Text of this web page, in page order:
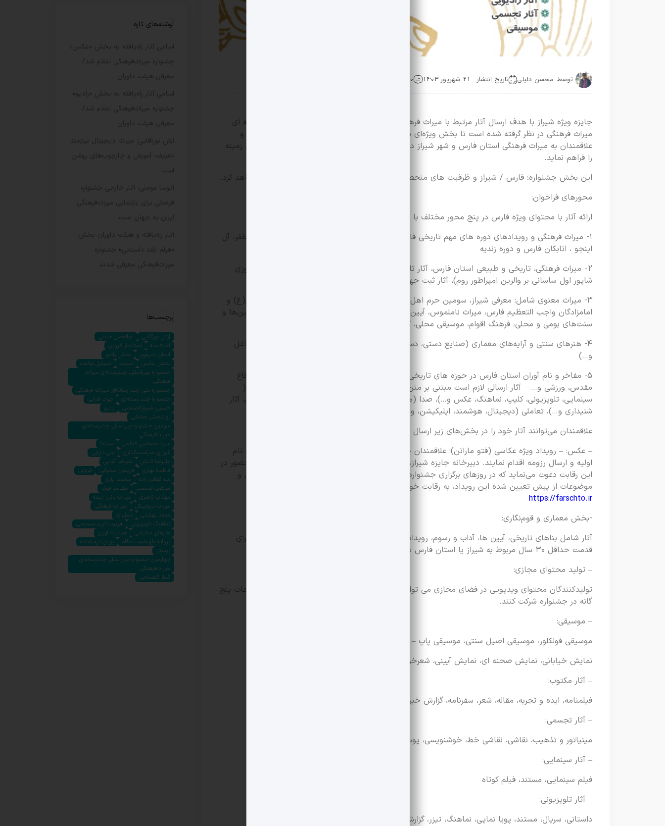
توسط :محسن دلیلی تاریخ انتشار : 21 شهریور 1403 0 دیدگاه
جایزه ویژه شیراز با هدف ارسال آثار مرتبط با میراث فرهنگی استان فارس ذیل سومین جشنواره چند رسانه ای
میراث فرهنگی در نظر گرفته شده است تا بخش ویژه‌ای برای حضور ارزشمند هنرمندان، پژوهشگران، فعالان و
علاقمندان به میراث فرهنگی استان فارس و شهر شیراز در سراسر کشور و معرفی آثار فاخر تولید شده در این زمینه
را فراهم نماید.
این بخش جشنواره؛ فارس / شیراز و ظرفیت های منحصر به فرد تاریخی، فرهنگی و هنری آن را معرفی خواهد کرد.
محورهای فراخوان:
ارائه آثار با محتوای ویژه فارس در پنج محور مختلف با موضوع های زیر برگزار و داوری خواهد شد:
۱- میراث فرهنگی و رویدادهای دوره های مهم تاریخی فارس شامل: هخامنشیان، ساسانیان، آل بویه، آل مظفر، آل
اینجو ، اتابکان فارس و دوره زندیه
2- میراث فرهنگی، تاریخی و طبیعی استان فارس، آثار تاریخی، نقش برجسته های باستانی (روایت‌گری پیروزی
شاپور اول ساسانی بر والرین امپراطور روم)، آثار ثبت جهانی فارس و بافت تاریخی شیراز
3- میراث معنوی شامل: معرفی شیراز، سومین حرم اهل بیت(ع)، آستان حضرت احمد ابن موسی شاهچراغ(ع) و
امامزادگان واجب التعظیم فارس، میراث ناملموس، آیین‌ها و مراسم مذهبی محرم و صفر، مراسم تعزیه، آیین‌ها و
سنت‌های بومی و محلی، فرهنگ اقوام، موسیقی محلی، کوچ عشایر
4- هنرهای سنتی و آرایه‌های معماری ‌(صنایع دستی، دست آفریده های تاریخی، معماری و تزیینات بنا، مشاغل
و…)
5- مفاخر و نام آوران استان فارس در حوزه های تاریخی، فرهنگی، مذهبی، ادبی، هنری، علمی، اجتماعی، دفاع
مقدس، ورزشی و… – آثار ارسالی لازم است مبتنی بر متن (فیلمنامه، نمایشنامه، سفرنامه، شعر و…)، تصویر(
سینمایی، تلویزیونی، کلیپ، نماهنگ، عکس و…)، صدا (موسیقی، سرود، افکت، پادکست، برنامه‌های رادیویی، آثار
شنیداری و…)، تعاملی (دیجیتال، هوشمند، اپلیکیشن، وبسایت و…) باشد.
علاقمندان می‌توانند آثار خود را در بخش‌های زیر ارسال نمایند:
– عکس: – رویداد ویژه عکاسی (فتو ماراتن): علاقمندان جهت شرکت در این بخش، لازم است نسبت به ثبت نام
اولیه و ارسال رزومه اقدام نمایند. دبیرخانه جایزه شیراز، از میان متقاضیان عکاسان برگزیده را به منظور حضور در
این رقابت دعوت می‌نماید که در روزهای برگزاری جشنواره در مسیر گردشگری تعیین شده و مطابق با قوانین و
موضوعات از پیش تعیین شده این رویداد، به رقابت خواهند پرداخت. اطلاعات بیشتر در تارنمای:
https://farschto.ir
-بخش معماری و قوم‌نگاری:
آثار شامل بناهای تاریخی، آیین ها، آداب و رسوم، رویدادهای فارس و شیراز – بخش آرشیوی: عکس‌های دارای
قدمت حداقل ۳۰ سال مربوط به شیراز یا استان فارس با محورهای پنج گانه فراخوان
– تولید محتوای مجازی:
تولیدکنندگان محتوای ویدیویی در فضای مجازی می توانند با ارسال نشانی صفحه خود با محوریت موضوعات پنج
گانه در جشنواره شرکت کنند.
– موسیقی:
موسیقی فولکلور، موسیقی اصیل سنتی، موسیقی پاپ – نمایشنامه:
نمایش خیابانی، نمایش صحنه ای، نمایش آیینی، شعرخوانی (حافظ خوانی، سعدی خوانی و…)
– آثار مکتوب:
فیلمنامه، ایده و تجربه، مقاله، شعر، سفرنامه، گزارش خبری، تیتر خبری، مصاحبه خبری، یادداشت
– آثار تجسمی:
مینیاتور و تذهیب، نقاشی، نقاشی خط، خوشنویسی، پوستر، کاتالوگ، گرافیک، دیوارنگاری و…
– آثار سینمایی:
فیلم سینمایی، مستند، فیلم کوتاه
– آثار تلویزیونی:
داستانی، سریال، مستند، پویا نمایی، نماهنگ، تیزر، گزارش خبری
نوشته‌های تازه
اسامی آثار راه‌یافته به بخش «عکس»
جشنواره میراث‌فرهنگی اعلام شد/
معرفی هیئت داوران
اسامی آثار راه‌یافته به بخش «رادیو»
جشنواره میراث‌فرهنگی اعلام شد/
معرفی هیئت داوران
آرش نورآقایی: میراث دیجیتال نیازمند
تعریف، آموزش و چارچوب‌های روشن
است
آتوسا مومنی: آثار خارجی جشنواره
فرصتی برای بازنمایی میراث‌فرهنگی
ایران به جهان است
آثار راه‌یافته و هیئت داوران بخش
«فیلم بلند داستانی» جشنواره
میراث‌فرهنگی معرفی شدند
برچسب‌ها
آرش نورآقایی
ابوالفضل جلیلی
اختتامیه
استاندار قزوین
ایمان رحیم‌پور
بخش رادیو
بخش عکس
تمدید
جبرئیل نوکنده
جشنواره بین‌المللی چندرسانه‌ای میراث
فرهنگی
جشنواره ملی چند رسانه‌ای میراث فرهنگی
جشنواره چند رسانه‌ای
جواد قارایی
حسین شیخ‌الاسلامی
رادیو
روانبخش صادقی
سومین جشنواره بین‌المللی چندرسانه‌ای
میراث‌فرهنگی
سید مصطفی فاطمی
سینما
شورای سیاست‌گذاری
علی دارابی
علیرضا تابش
علیرضا کیایی
فاطمه نهاری
فریدون محرابی
قزوین
لیلا کفاش زاده
محمد یاری
مرتضی شمسی
مطالب فوتر
مهتاب ناصری
میراث بانان آینده
میراث دیجیتال
میراث فرهنگی
میلاد بهشتی
نسل زد
نماهنگ تلویزیونی
هربرت کریم مسیحی
هنرهای نمایشی
هیئت داوران
پروانه طهماسب نظام
پوران درخشنده
پوستر
چهارمین جشنواره بین‌المللی چندرسانه‌ای
میراث‌فرهنگی
گلناز گلصباحی